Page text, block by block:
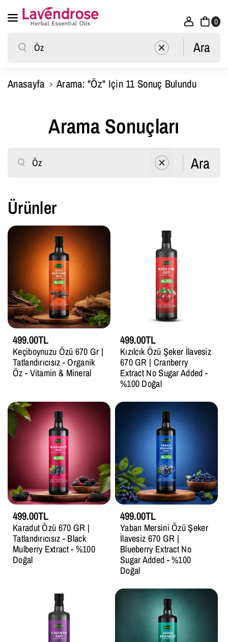
İçeriğe Atla
Ara Ara
0
Anasayfa Arama: "Öz" Için 11 Sonuç Bulundu
Arama Sonuçları
Ara
Ürünler
Keçiboynuzu Özü 670 Gr |
Tatlandırıcısız - Organik
Öz - Vitamin & Mineral
499.00TL
Kızılcık Özü Şeker İlavesiz
670 GR | Cranberry
Extract No Sugar Added -
%100 Doğal
499.00TL
Karadut Özü 670 GR |
Tatlandırıcısız - Black
Mulberry Extract - %100
Doğal
499.00TL
Yaban Mersini Özü Şeker
İlavesiz 670 GR |
Blueberry Extract No
Sugar Added - %100
Doğal
499.00TL